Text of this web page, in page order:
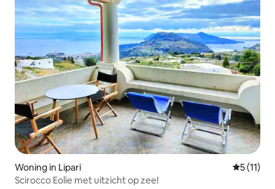
Woning in Lipari
5 (11)
Scirocco Eolie met uitzicht op zee!